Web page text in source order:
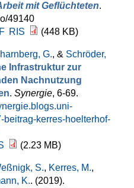
mit Geflüchteten.
49140
RIS (448 KB)
G., & Schröder,
Infrastruktur zur
Nachnutzung
. Synergie, 6-69.
beitrag-kerres-hoelterhof-
(2.23 MB)
S., Kerres, M.,
K.. (2019).